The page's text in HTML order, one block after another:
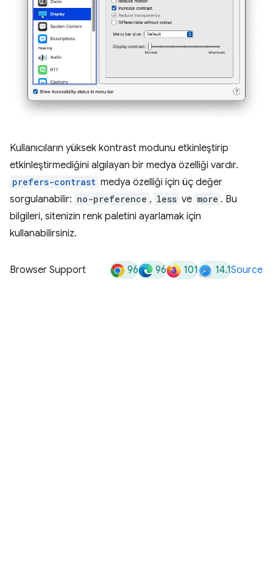
Kullanıcıların yüksek kontrast modunu etkinleştirip
etkinleştirmediğini algılayan bir medya özelliği vardır.
prefers-contrast medya özelliği için üç değer
sorgulanabilir: no-preference , less ve more . Bu
bilgileri, sitenizin renk paletini ayarlamak için
kullanabilirsiniz.
Browser Support 96 96 101 14.1Source